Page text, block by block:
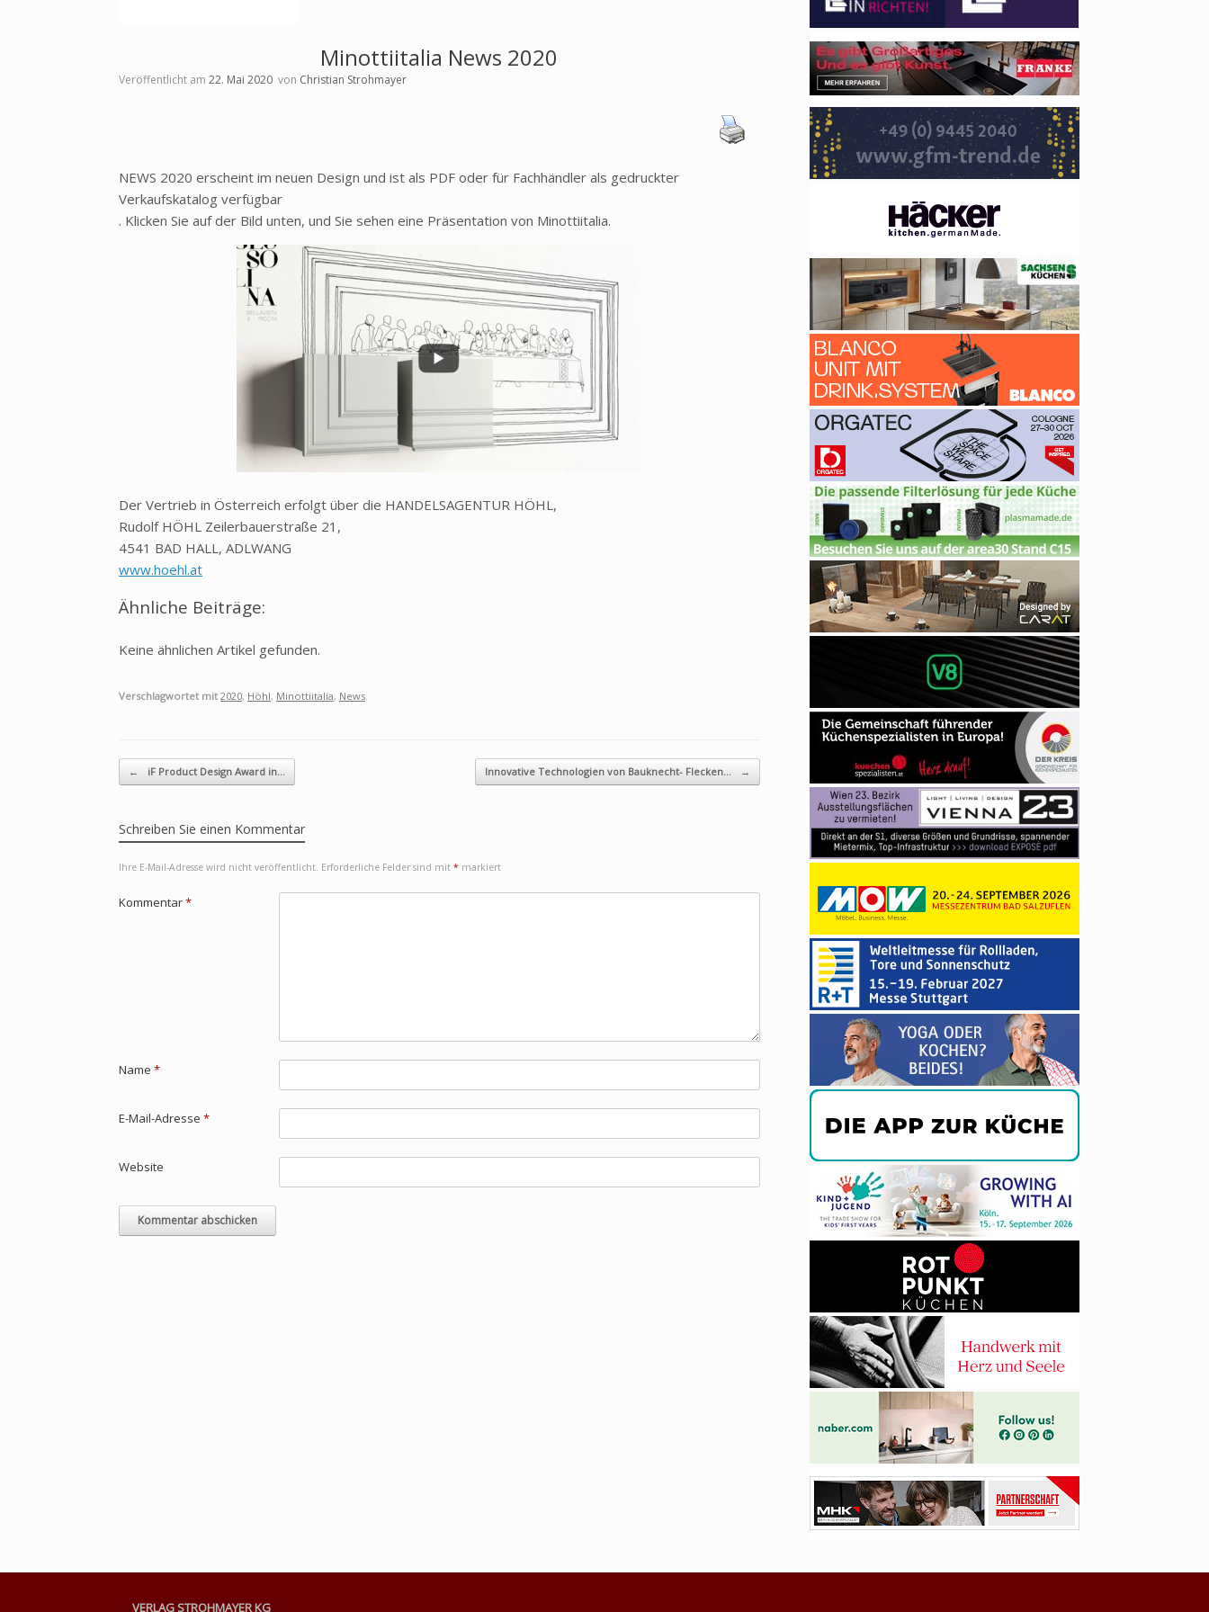
Minottiitalia News 2020
Veröffentlicht am 22. Mai 2020 von Christian Strohmayer
NEWS 2020 erscheint im neuen Design und ist als PDF oder für Fachhändler als gedruckter
Verkaufskatalog verfügbar
. Klicken Sie auf der Bild unten, und Sie sehen eine Präsentation von Minottiitalia.
Der Vertrieb in Österreich erfolgt über die HANDELSAGENTUR HÖHL,
Rudolf HÖHL Zeilerbauerstraße 21,
4541 BAD HALL, ADLWANG
www.hoehl.at
Ähnliche Beiträge:
Keine ähnlichen Artikel gefunden.
Verschlagwortet mit 2020, Höhl, Minottiitalia, News
Beitragsnavigation
← iF Product Design Award in… Innovative Technologien von Bauknecht- Flecken… →
Schreiben Sie einen Kommentar
Ihre E-Mail-Adresse wird nicht veröffentlicht. Erforderliche Felder sind mit * markiert
Kommentar*
Name *
E-Mail-Adresse *
Website
VERLAG STROHMAYER KG